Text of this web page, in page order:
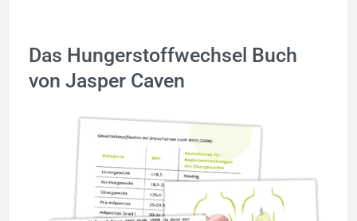
Das Hungerstoffwechsel Buch
von Jasper Caven